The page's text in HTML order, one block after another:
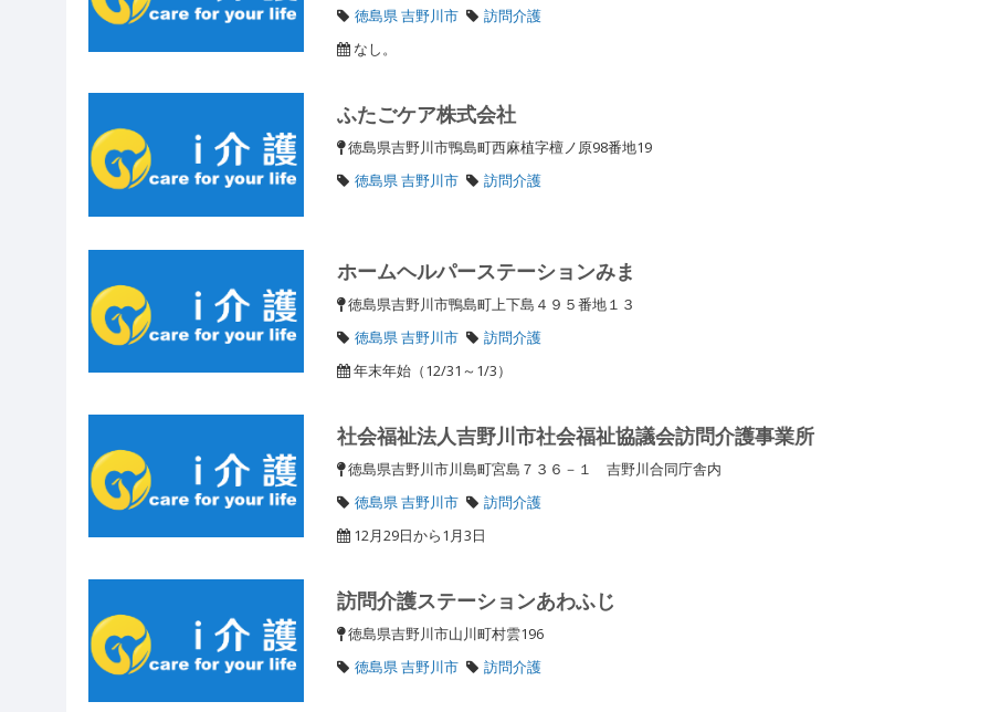
徳島県 吉野川市
訪問介護
なし。
ふたごケア株式会社
徳島県吉野川市鴨島町西麻植字檀ノ原98番地19
徳島県 吉野川市
訪問介護
ホームヘルパーステーションみま
徳島県吉野川市鴨島町上下島４９５番地１３
徳島県 吉野川市
訪問介護
年末年始（12/31～1/3）
社会福祉法人吉野川市社会福祉協議会訪問介護事業所
徳島県吉野川市川島町宮島７３６－１ 吉野川合同庁舎内
徳島県 吉野川市
訪問介護
12月29日から1月3日
訪問介護ステーションあわふじ
徳島県吉野川市山川町村雲196
徳島県 吉野川市
訪問介護